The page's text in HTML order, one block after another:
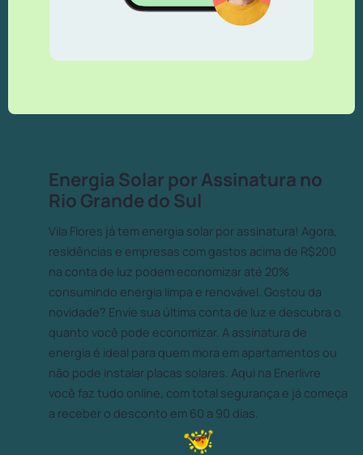
Energia Solar por Assinatura no
Rio Grande do Sul
Vila Flores já tem energia solar por assinatura! Agora,
residências e empresas com gastos acima de R$200
na conta de luz podem economizar até 20%
consumindo energia limpa e renovável. Gostou da
novidade? Envie sua última conta de luz e descubra o
quanto você pode economizar. A assinatura de
energia é ideal para quem mora em apartamentos ou
não pode instalar placas solares. Aqui na Enerlivre
você faz tudo online, com total segurança e já começa
a receber o desconto em 60 a 90 dias.